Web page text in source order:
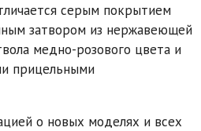
серым покрытием
затвором из нержавеющей
медно-розового цвета и
прицельными
о новых моделях и всех